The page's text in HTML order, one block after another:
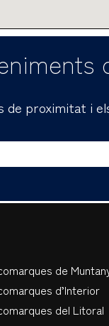
de proximitat i
de
d’Interior
del Litoral